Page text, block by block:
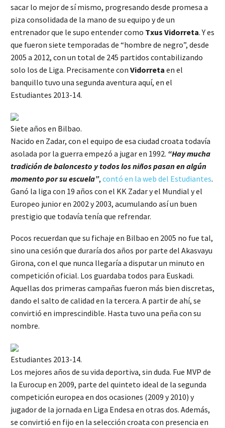
sacar lo mejor de sí mismo, progresando desde promesa a
piza consolidada de la mano de su equipo y de un
entrenador que le supo entender como Txus Vidorreta. Y es
que fueron siete temporadas de “hombre de negro”, desde
2005 a 2012, con un total de 245 partidos contabilizando
solo los de Liga. Precisamente con Vidorreta en el
banquillo tuvo una segunda aventura aquí, en el
Estudiantes 2013-14.
Siete años en Bilbao.
Nacido en Zadar, con el equipo de esa ciudad croata todavía
asolada por la guerra empezó a jugar en 1992. “Hay mucha
tradición de baloncesto y todos los niños pasan en algún
momento por su escuela”, contó en la web del Estudiantes.
Ganó la liga con 19 años con el KK Zadar y el Mundial y el
Europeo junior en 2002 y 2003, acumulando así un buen
prestigio que todavía tenía que refrendar.
Pocos recuerdan que su fichaje en Bilbao en 2005 no fue tal,
sino una cesión que duraría dos años por parte del Akasvayu
Girona, con el que nunca llegaría a disputar un minuto en
competición oficial. Los guardaba todos para Euskadi.
Aquellas dos primeras campañas fueron más bien discretas,
dando el salto de calidad en la tercera. A partir de ahí, se
convirtió en imprescindible. Hasta tuvo una peña con su
nombre.
Estudiantes 2013-14.
Los mejores años de su vida deportiva, sin duda. Fue MVP de
la Eurocup en 2009, parte del quinteto ideal de la segunda
competición europea en dos ocasiones (2009 y 2010) y
jugador de la jornada en Liga Endesa en otras dos. Además,
se convirtió en fijo en la selección croata con presencia en